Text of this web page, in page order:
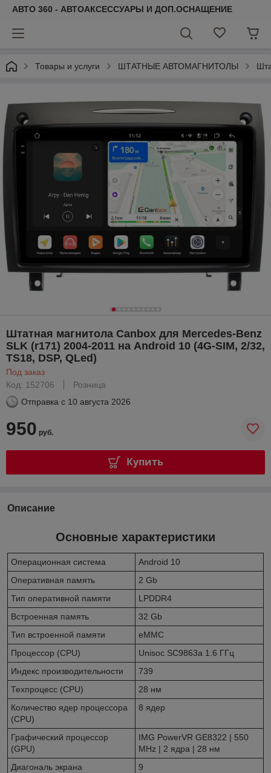
АВТО 360 - АВТОАКСЕССУАРЫ И ДОП.ОСНАЩЕНИЕ
Товары и услуги ШТАТНЫЕ АВТОМАГНИТОЛЫ
Штатная магнитола Canbox для Mercedes-Benz
SLK (r171) 2004-2011 на Android 10 (4G-SIM, 2/32,
TS18, DSP, QLed)
Под заказ
Код: 152706
Розница
Отправка с 10 августа 2026
950 руб.
Купить
Описание
Основные характеристики
Операционная система
Android 10
Оперативная память
2 Gb
Тип оперативной памяти
LPDDR4
Встроенная память
32 Gb
Тип встроенной памяти
eMMC
Процессор (CPU)
Unisoc SC9863a 1.6 ГГц
Индекс производительности
739
Техпроцесс (CPU)
28 нм
Количество ядер процессора
(CPU)
8 ядер
Графический процессор
(GPU)
IMG PowerVR GE8322 | 550
MHz | 2 ядра | 28 нм
Диагональ экрана
9